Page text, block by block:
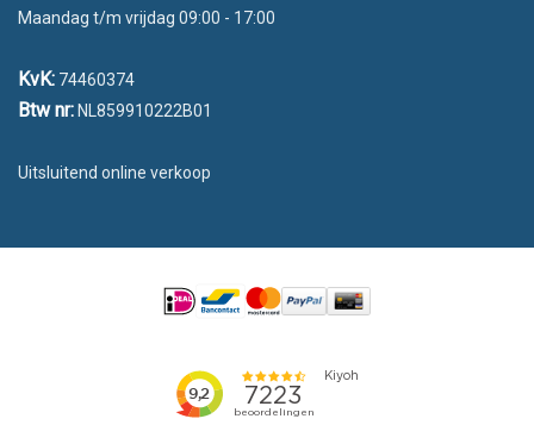
Maandag t/m vrijdag 09:00 - 17:00
KvK: 74460374
Btw nr: NL859910222B01
Uitsluitend online verkoop